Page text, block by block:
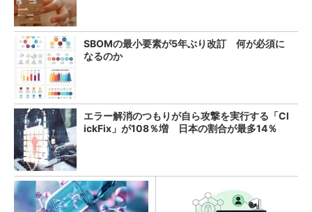
SBOMの最小要素が5年ぶり改訂 何が必須に
なるのか
エラー解消のつもりが自ら攻撃を実行する「Cl
ickFix」が108％増 日本の割合が最多14％